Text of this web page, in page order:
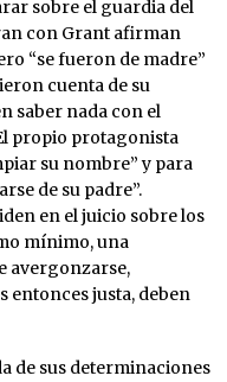
sobre el guardia del
con Grant afirman
“se fueron de madre”
cuenta de su
saber nada con el
propio protagonista
su nombre” y para
de su padre”.
en el juicio sobre los
mínimo, una
avergonzarse,
entonces justa, deben
de sus determinaciones